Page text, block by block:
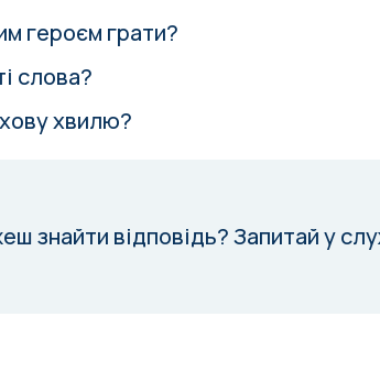
героєм грати?
слова?
хвилю?
знайти відповідь?Запитай у